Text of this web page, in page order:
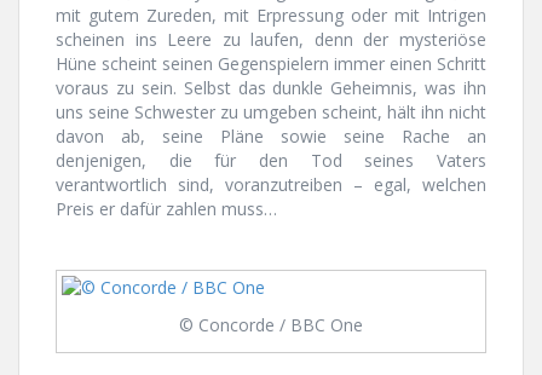
mit gutem Zureden, mit Erpressung oder mit Intrigen
scheinen ins Leere zu laufen, denn der mysteriöse
Hüne scheint seinen Gegenspielern immer einen Schritt
voraus zu sein. Selbst das dunkle Geheimnis, was ihn
uns seine Schwester zu umgeben scheint, hält ihn nicht
davon ab, seine Pläne sowie seine Rache an
denjenigen, die für den Tod seines Vaters
verantwortlich sind, voranzutreiben – egal, welchen
Preis er dafür zahlen muss…
© Concorde / BBC One